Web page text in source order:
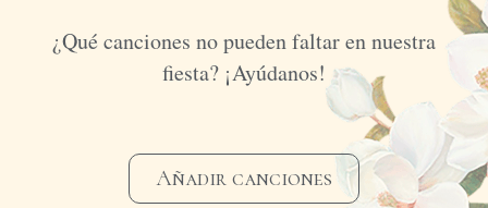
¿Qué canciones no pueden faltar en nuestra
fiesta? ¡Ayúdanos!
Añadir canciones